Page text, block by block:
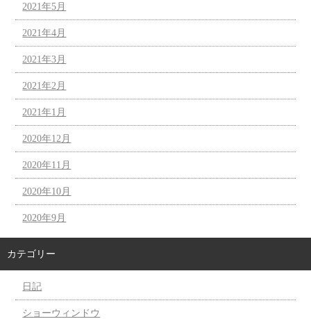
2021年5月
2021年4月
2021年3月
2021年2月
2021年1月
2020年12月
2020年11月
2020年10月
2020年9月
カテゴリー
日記
ショーウィンドウ